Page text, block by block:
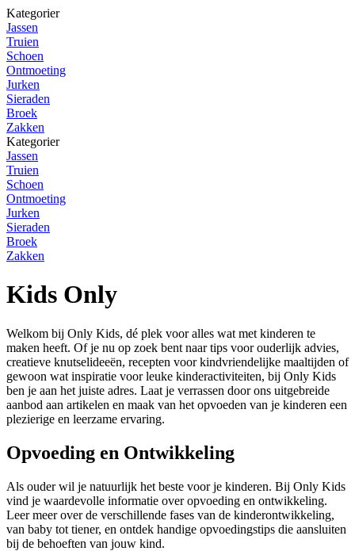
Kategorier
Jassen
Truien
Schoen
Ontmoeting
Jurken
Sieraden
Broek
Zakken
Kategorier
Jassen
Truien
Schoen
Ontmoeting
Jurken
Sieraden
Broek
Zakken
Kids Only
Welkom bij Only Kids, dé plek voor alles wat met kinderen te
maken heeft. Of je nu op zoek bent naar tips voor ouderlijk advies,
creatieve knutselideeën, recepten voor kindvriendelijke maaltijden of
gewoon wat inspiratie voor leuke kinderactiviteiten, bij Only Kids
ben je aan het juiste adres. Laat je verrassen door ons uitgebreide
aanbod aan artikelen en maak van het opvoeden van je kinderen een
plezierige en leerzame ervaring.
Opvoeding en Ontwikkeling
Als ouder wil je natuurlijk het beste voor je kinderen. Bij Only Kids
vind je waardevolle informatie over opvoeding en ontwikkeling.
Leer meer over de verschillende fases van de kinderontwikkeling,
van baby tot tiener, en ontdek handige opvoedingstips die aansluiten
bij de behoeften van jouw kind.